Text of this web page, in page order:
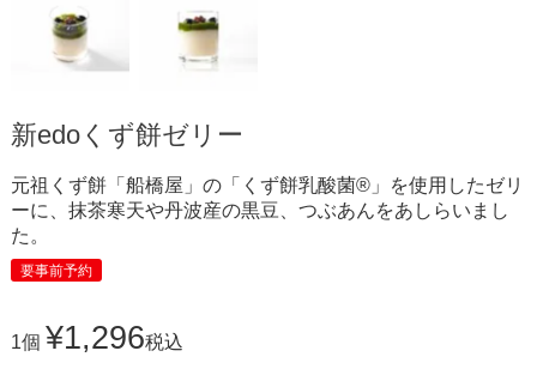
新edoくず餅ゼリー
元祖くず餅「船橋屋」の「くず餅乳酸菌®」を使用したゼリ
ーに、抹茶寒天や丹波産の黒豆、つぶあんをあしらいまし
た。
要事前予約
1個 ¥1,296税込